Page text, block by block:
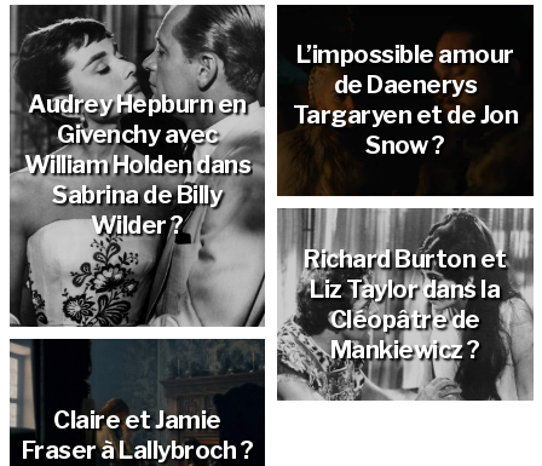
Audrey Hepburn en
Givenchy avec
William Holden dans
Sabrina de Billy
Wilder ?
L’impossible amour
de Daenerys
Targaryen et de Jon
Snow ?
Richard Burton et
Liz Taylor dans la
Cléopâtre de
Mankiewicz ?
Claire et Jamie
Fraser à Lallybroch ?